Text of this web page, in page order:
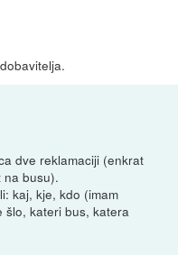
dve reklamaciji (enkrat
na busu).
kaj, kje, kdo (imam
šlo, kateri bus, katera